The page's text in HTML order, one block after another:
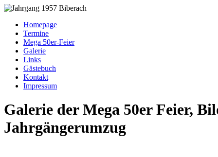
Homepage
Termine
Mega 50er-Feier
Galerie
Links
Gästebuch
Kontakt
Impressum
Galerie der Mega 50er Feier,
Jahrgängerumzug